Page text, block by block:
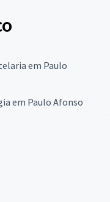
em Paulo
em Paulo Afonso